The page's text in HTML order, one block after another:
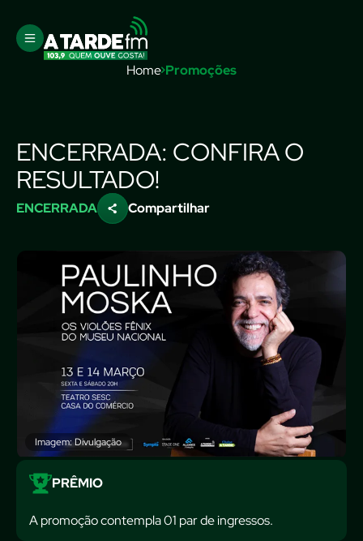
Home Promoções
ENCERRADA: CONFIRA O
RESULTADO!
ENCERRADA Compartilhar
Imagem: Divulgação
PRÊMIO
A promoção contempla 01 par de ingressos.